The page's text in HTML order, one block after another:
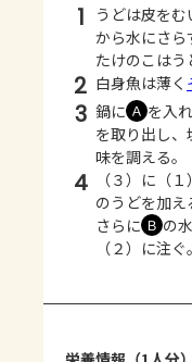
1 うどは皮をむ
から水にさら
たけのこはう
2 白身魚は薄く
3 鍋に Ａ を入
を取り出し
味を調える。
4
（３）に（
のうどを加え
さらに Ｂ の
（２）に注ぐ。